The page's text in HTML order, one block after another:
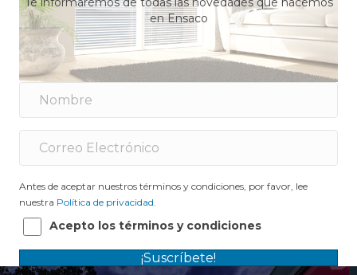
en Ensaco
Antes de aceptar nuestros términos y condiciones, por favor, lee
nuestra Política de privacidad.
Acepto los términos y condiciones
¡Suscríbete!